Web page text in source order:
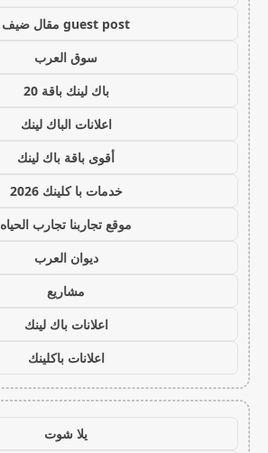
guest post مقال ضيف
سوق العرب
باك لينك باقة 20
اعلانات الباك لينك
أقوى باقة باك لينك
خدمات با كلينك 2026
موقع تجاربنا تجارب الحياه
ديوان العرب
مشاريع
اعلانات باك لينك
اعلانات باكلينك
يلا شوت